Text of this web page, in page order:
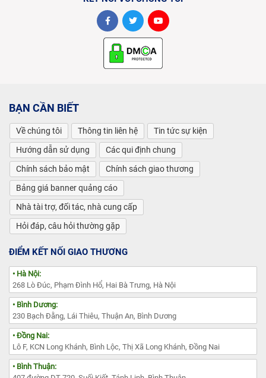
BẠN CẦN BIẾT
Về chúng tôi Thông tin liên hệ
Tin tức sự kiện
Hướng dẫn sử dụng
Các qui định chung
Chính sách bảo mật
Chính sách giao thương
Bảng giá banner quảng cáo
Nhà tài trợ, đối tác, nhà cung cấp
Hỏi đáp, câu hỏi thường gặp
ĐIỂM KẾT NỐI GIAO THƯƠNG
• Hà Nội:
268 Lò Đúc, Phạm Đình Hổ, Hai Bà Trưng, Hà Nội
• Bình Dương:
230 Bạch Đằng, Lái Thiêu, Thuận An, Bình Dương
• Đồng Nai:
Lô F, KCN Long Khánh, Bình Lộc, Thị Xã Long Khánh, Đồng Nai
• Bình Thuận: